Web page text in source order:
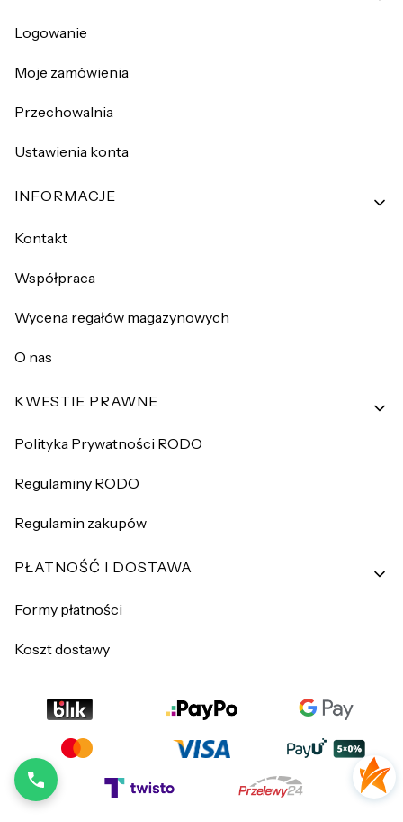
Logowanie
Moje zamówienia
Przechowalnia
Ustawienia konta
INFORMACJE
Kontakt
Współpraca
Wycena regałów magazynowych
O nas
KWESTIE PRAWNE
Polityka Prywatności RODO
Regulaminy RODO
Regulamin zakupów
PŁATNOŚĆ I DOSTAWA
Formy płatności
Koszt dostawy